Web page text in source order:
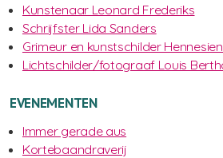
Kunstenaar Leonard Frederiks
Schrijfster Lida Sanders
Grimeur en kunstschilder
Lichtschilder/fotograaf Louis
EVENEMENTEN
Immer gerade aus
Kortebaandraverij